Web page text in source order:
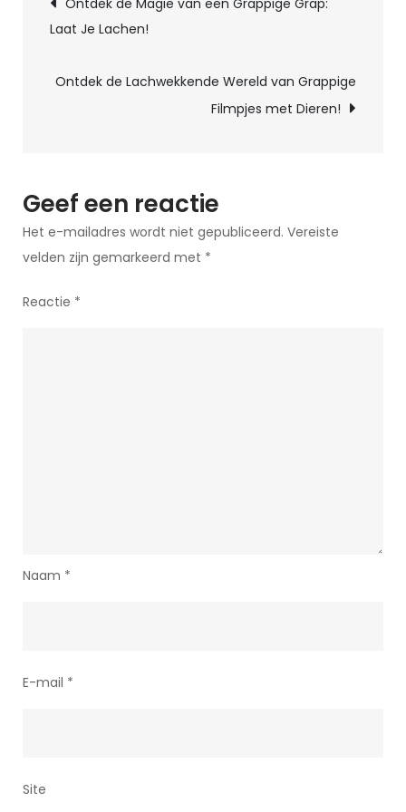
Thuis:
Thuisblijven
Ontdek de Magie van een Grappige Grap:
Laat Je Lachen!
Ontdek de Lachwekkende Wereld van Grappige
Filmpjes met Dieren!
Geef een reactie
Het e-mailadres wordt niet gepubliceerd. Vereiste
velden zijn gemarkeerd met *
Reactie *
Naam *
E-mail *
Site